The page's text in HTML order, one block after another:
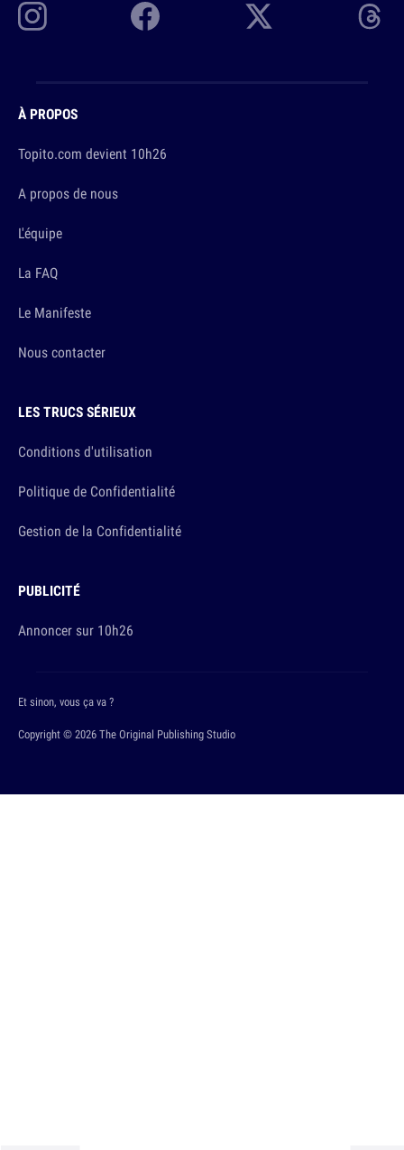
À PROPOS
Topito.com devient 10h26
A propos de nous
L'équipe
La FAQ
Le Manifeste
Nous contacter
LES TRUCS SÉRIEUX
Conditions d'utilisation
Politique de Confidentialité
Gestion de la Confidentialité
PUBLICITÉ
Annoncer sur 10h26
Copyright © 2026 The Original Publishing Studio
Et sinon, vous ça va ?